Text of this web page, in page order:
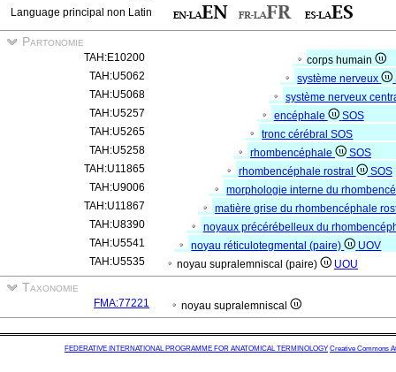
Language principal non Latin
Partonomie
TAH:E10200
corps humain
TAH:U5062
système nerveux
TAH:U5068
système nerveux
TAH:U5257
encéphale
SOS
TAH:U5265
tronc cérébralSOS
TAH:U5258
rhombencéphale
SOS
TAH:U11865
rhombencéphale rostral
SOS
TAH:U9006
morphologie interne du
TAH:U11867
matière grise du rhombencéphale
TAH:U8390
noyaux précérébelleux du
TAH:U5541
noyau réticulotegmental (paire)
UOV
TAH:U5535
noyau supralemniscal (paire) UOU
Taxonomie
FMA:77221 noyau supralemniscal
FEDERATIVE INTERNATIONAL PROGRAMME FOR ANATOMICAL TERMINOLOGY Creative Commons